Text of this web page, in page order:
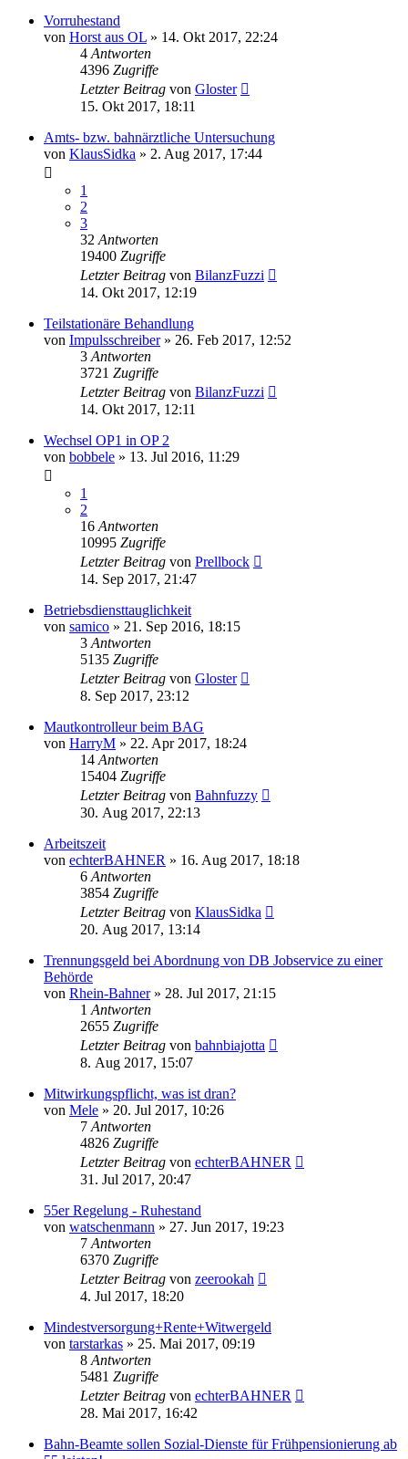
Vorruhestand
von Horst aus OL » 14. Okt 2017, 22:24
4 Antworten
4396 Zugriffe
Letzter Beitrag von Gloster
15. Okt 2017, 18:11
Amts- bzw. bahnärztliche Untersuchung
von KlausSidka » 2. Aug 2017, 17:44
1
2
3
32 Antworten
19400 Zugriffe
Letzter Beitrag von BilanzFuzzi
14. Okt 2017, 12:19
Teilstationäre Behandlung
von Impulsschreiber» 26. Feb 2017, 12:52
3 Antworten
3721 Zugriffe
Letzter Beitrag von BilanzFuzzi
14. Okt 2017, 12:11
Wechsel OP1 in OP 2
von bobbele » 13. Jul 2016, 11:29
1
2
16 Antworten
10995 Zugriffe
Letzter Beitrag von Prellbock
14. Sep 2017, 21:47
Betriebsdiensttauglichkeit
von samico » 21. Sep 2016, 18:15
3 Antworten
5135 Zugriffe
Letzter Beitrag von Gloster
8. Sep 2017, 23:12
Mautkontrolleur beim BAG
von HarryM » 22. Apr 2017, 18:24
14 Antworten
15404 Zugriffe
Letzter Beitrag von Bahnfuzzy
30. Aug 2017, 22:13
Arbeitszeit
von echterBAHNER » 16. Aug 2017, 18:18
6 Antworten
3854 Zugriffe
Letzter Beitrag von KlausSidka
20. Aug 2017, 13:14
Trennungsgeld bei Abordnung von DB Jobservice zu einer
Behörde
von Rhein-Bahner» 28. Jul 2017, 21:15
1 Antworten
2655 Zugriffe
Letzter Beitrag von bahnbiajotta
8. Aug 2017, 15:07
Mitwirkungspflicht, was ist dran?
von Mele » 20. Jul 2017, 10:26
7 Antworten
4826 Zugriffe
Letzter Beitrag von echterBAHNER
31. Jul 2017, 20:47
55er Regelung - Ruhestand
von watschenmann » 27. Jun 2017, 19:23
7 Antworten
6370 Zugriffe
Letzter Beitrag von zeerookah
4. Jul 2017, 18:20
Mindestversorgung+Rente+Witwergeld
von tarstarkas » 25. Mai 2017, 09:19
8 Antworten
5481 Zugriffe
Letzter Beitrag von echterBAHNER
28. Mai 2017, 16:42
Bahn-Beamte sollen Sozial-Dienste für Frühpensionierung ab